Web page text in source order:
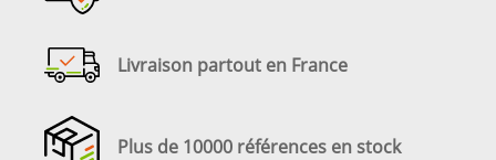
Livraison partout en France
Plus de 10000 références en stock